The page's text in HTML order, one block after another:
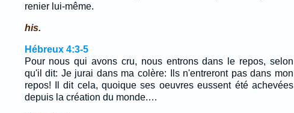
renier lui-même.
his.
Hébreux 4:3-5
Pour nous qui avons cru, nous entrons dans le repos, selon
qu'il dit: Je jurai dans ma colère: Ils n'entreront pas dans mon
repos! Il dit cela, quoique ses oeuvres eussent été achevées
depuis la création du monde.…